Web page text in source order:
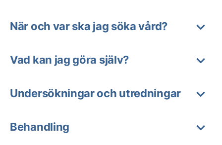
När och var ska jag söka vård?
Vad kan jag göra själv?
Undersökningar och utredningar
Behandling